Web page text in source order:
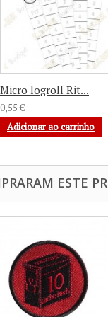
Micro logroll Rit...
0,55 €
Adicionar ao carrinho
ESTE